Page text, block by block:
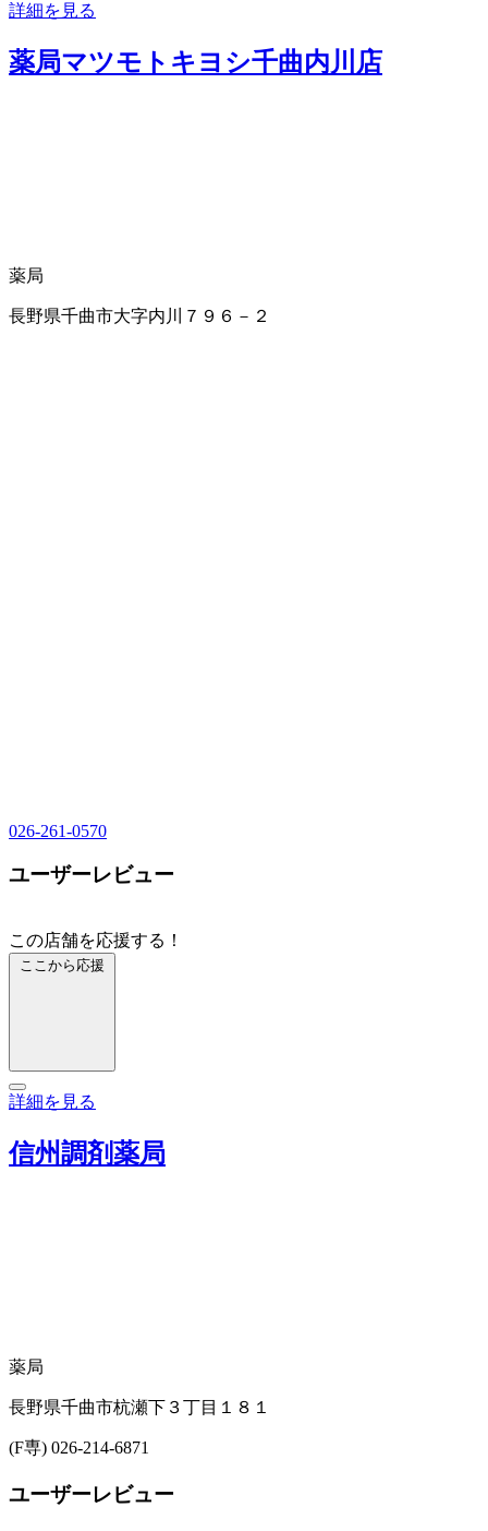
詳細を見る
薬局マツモトキヨシ千曲内川店
薬局
長野県千曲市大字内川７９６－２
026-261-0570
ユーザーレビュー
この店舗を応援する！
ここから応援
詳細を見る
信州調剤薬局
薬局
長野県千曲市杭瀬下３丁目１８１
(F専) 026-214-6871
ユーザーレビュー